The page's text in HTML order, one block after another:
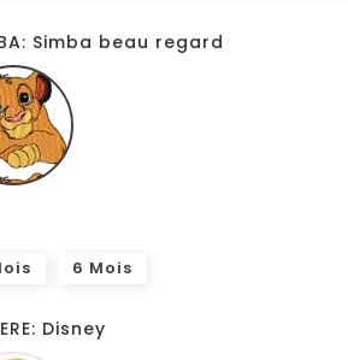
Simba beau regard
beau
regard
6 Mois
Disney